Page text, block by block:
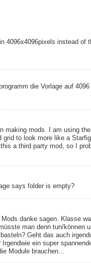
4096x4096pixels instead of
die Vorlage auf
making mods. I am using
to look more like a
a third party mod, so I
says folder is empty?
danke sagen. Klasse
man denn tun/können
Geht das auch
ein super
Module brauchen...